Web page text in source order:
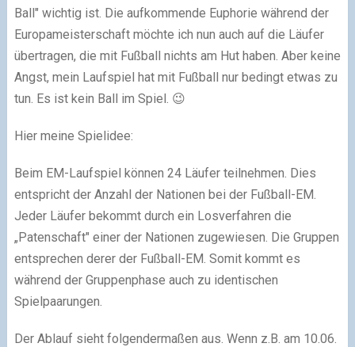
Ball" wichtig ist. Die aufkommende Euphorie während der
Europameisterschaft möchte ich nun auch auf die Läufer
übertragen, die mit Fußball nichts am Hut haben. Aber keine
Angst, mein Laufspiel hat mit Fußball nur bedingt etwas zu
tun. Es ist kein Ball im Spiel. 😉
Hier meine Spielidee:
Beim EM-Laufspiel können 24 Läufer teilnehmen. Dies
entspricht der Anzahl der Nationen bei der Fußball-EM.
Jeder Läufer bekommt durch ein Losverfahren die
„Patenschaft" einer der Nationen zugewiesen. Die Gruppen
entsprechen derer der Fußball-EM. Somit kommt es
während der Gruppenphase auch zu identischen
Spielpaarungen.
Der Ablauf sieht folgendermaßen aus. Wenn z.B. am 10.06.